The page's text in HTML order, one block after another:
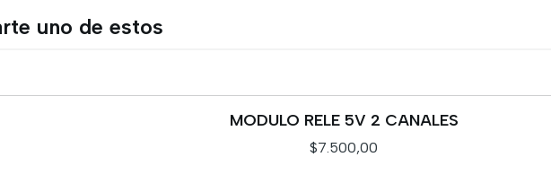
uno de estos
MODULO RELE 5V 2 CANALES
$7.500,00